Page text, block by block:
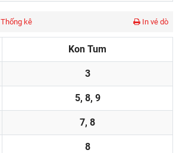
Thống kê In vé dò
Kon Tum
3
5, 8, 9
7, 8
8